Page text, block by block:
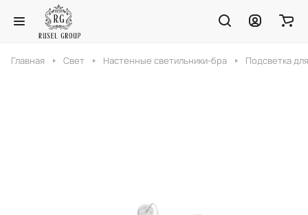
Главная Свет Настенные светильники-бра Подсветка